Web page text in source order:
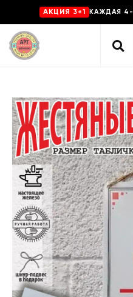
AKЦИЯ 3+1 КАЖДАЯ